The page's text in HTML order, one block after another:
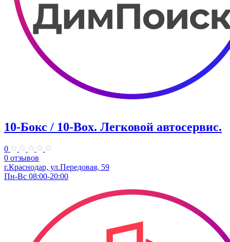
10-Бокс / 10-Box. ​Легковой автосервис.
0
0 отзывов
г.Краснодар, ул.Передовая, 59
Пн-Вс 08:00-20:00